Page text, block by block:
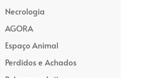
Necrologia
AGORA
Espaço Animal
Perdidos e Achados